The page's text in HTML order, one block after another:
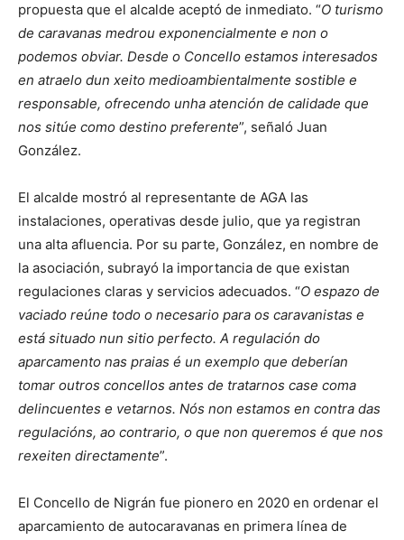
propuesta que el alcalde aceptó de inmediato. “O turismo
de caravanas medrou exponencialmente e non o
podemos obviar. Desde o Concello estamos interesados
en atraelo dun xeito medioambientalmente sostible e
responsable, ofrecendo unha atención de calidade que
nos sitúe como destino preferente”, señaló Juan
González.
El alcalde mostró al representante de AGA las
instalaciones, operativas desde julio, que ya registran
una alta afluencia. Por su parte, González, en nombre de
la asociación, subrayó la importancia de que existan
regulaciones claras y servicios adecuados. “O espazo de
vaciado reúne todo o necesario para os caravanistas e
está situado nun sitio perfecto. A regulación do
aparcamento nas praias é un exemplo que deberían
tomar outros concellos antes de tratarnos case coma
delincuentes e vetarnos. Nós non estamos en contra das
regulacións, ao contrario, o que non queremos é que nos
rexeiten directamente”.
El Concello de Nigrán fue pionero en 2020 en ordenar el
aparcamiento de autocaravanas en primera línea de